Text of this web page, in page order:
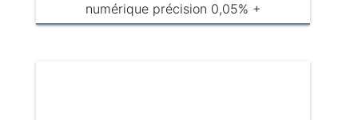
numérique précision 0,05% +
Enregistreur